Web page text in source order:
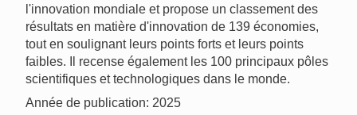
l'innovation mondiale et propose un classement des
résultats en matière d'innovation de 139 économies,
tout en soulignant leurs points forts et leurs points
faibles. Il recense également les 100 principaux pôles
scientifiques et technologiques dans le monde.
Année de publication: 2025